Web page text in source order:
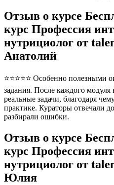
Отзыв о курсе
курс Профессия
нутрициолог от
Анатолий
⭐⭐⭐⭐⭐ Особенно полезными
задания. После каждого
реальные задачи, благодаря
практике. Кураторы отвечали
разбирали ошибки.
Отзыв о курсе
курс Профессия
нутрициолог от
Юлия